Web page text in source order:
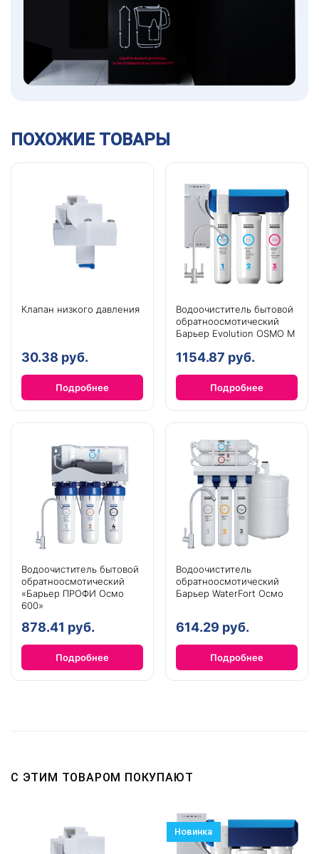
ПОХОЖИЕ ТОВАРЫ
Клапан низкого давления
30.38 руб.
Подробнее
Водоочиститель бытовой
обратноосмотический
Барьер Evolution OSMO M
1154.87 руб.
Подробнее
Водоочиститель бытовой
обратноосмотический
«Барьер ПРОФИ Осмо
600»
878.41 руб.
Подробнее
Водоочиститель
обратноосмотический
Барьер WaterFort Осмо
614.29 руб.
Подробнее
С ЭТИМ ТОВАРОМ ПОКУПАЮТ
Новинка